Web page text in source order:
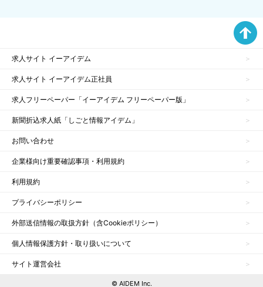
求人サイト イーアイデム
求人サイト イーアイデム正社員
求人フリーペーパー「イーアイデム フリーペーパー版」
新聞折込求人紙「しごと情報アイデム」
お問い合わせ
企業様向け重要確認事項・利用規約
利用規約
プライバシーポリシー
外部送信情報の取扱方針（含Cookieポリシー）
個人情報保護方針・取り扱いについて
サイト運営会社
© AIDEM Inc.